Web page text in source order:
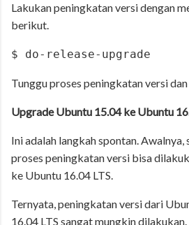
Lakukan peningkatan versi dengan
berikut.
$ do-release-upgrade
Tunggu proses peningkatan versi
Upgrade Ubuntu 15.04 ke Ubuntu
Ini adalah langkah spontan.
proses peningkatan versi bisa
ke Ubuntu 16.04 LTS.
Ternyata, peningkatan versi dari
16.04 LTS sangat mungkin